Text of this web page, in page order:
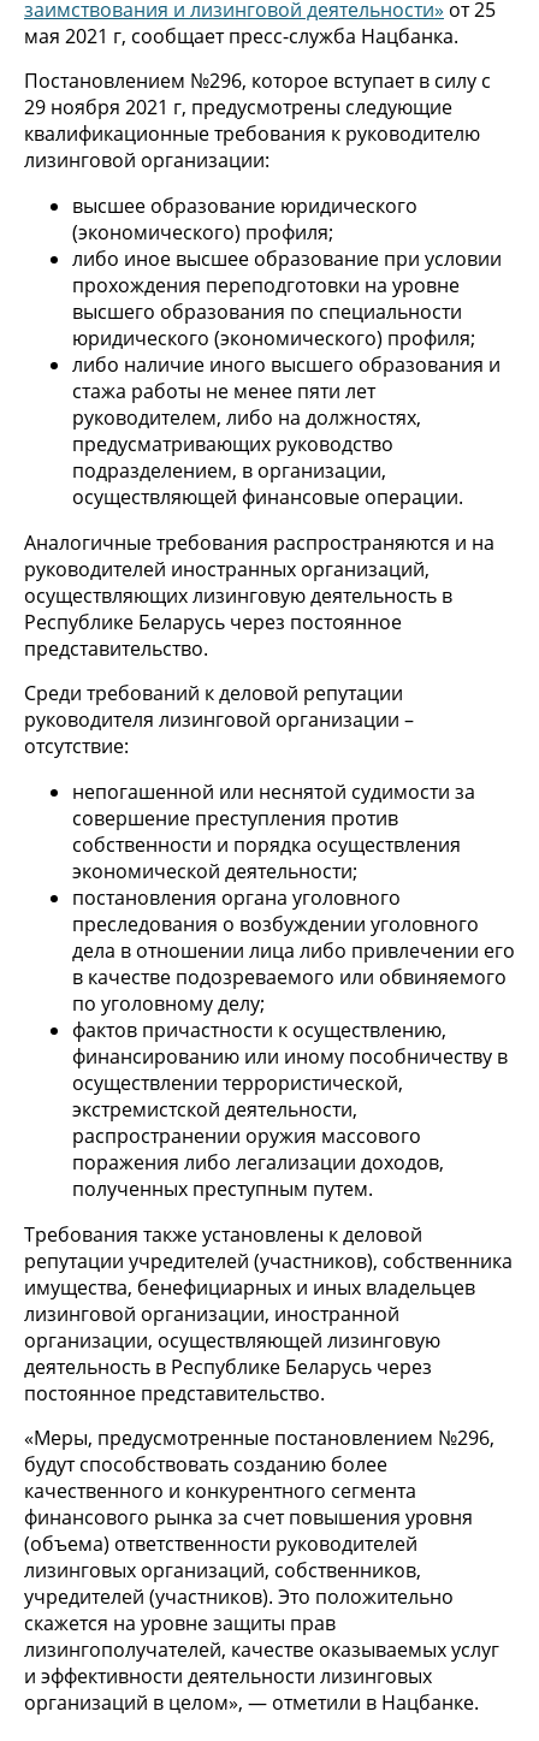
заимствования и лизинговой деятельности» от 25
мая 2021 г, сообщает пресс-служба Нацбанка.
Постановлением №296, которое вступает в силу с
29 ноября 2021 г, предусмотрены следующие
квалификационные требования к руководителю
лизинговой организации:
высшее образование юридического
(экономического) профиля;
либо иное высшее образование при условии
прохождения переподготовки на уровне
высшего образования по специальности
юридического (экономического) профиля;
либо наличие иного высшего образования и
стажа работы не менее пяти лет
руководителем, либо на должностях,
предусматривающих руководство
подразделением, в организации,
осуществляющей финансовые операции.
Аналогичные требования распространяются и на
руководителей иностранных организаций,
осуществляющих лизинговую деятельность в
Республике Беларусь через постоянное
представительство.
Среди требований к деловой репутации
руководителя лизинговой организации –
отсутствие:
непогашенной или неснятой судимости за
совершение преступления против
собственности и порядка осуществления
экономической деятельности;
постановления органа уголовного
преследования о возбуждении уголовного
дела в отношении лица либо привлечении его
в качестве подозреваемого или обвиняемого
по уголовному делу;
фактов причастности к осуществлению,
финансированию или иному пособничеству в
осуществлении террористической,
экстремистской деятельности,
распространении оружия массового
поражения либо легализации доходов,
полученных преступным путем.
Требования также установлены к деловой
репутации учредителей (участников), собственника
имущества, бенефициарных и иных владельцев
лизинговой организации, иностранной
организации, осуществляющей лизинговую
деятельность в Республике Беларусь через
постоянное представительство.
«Меры, предусмотренные постановлением №296,
будут способствовать созданию более
качественного и конкурентного сегмента
финансового рынка за счет повышения уровня
(объема) ответственности руководителей
лизинговых организаций, собственников,
учредителей (участников). Это положительно
скажется на уровне защиты прав
лизингополучателей, качестве оказываемых услуг
и эффективности деятельности лизинговых
организаций в целом», — отметили в Нацбанке.